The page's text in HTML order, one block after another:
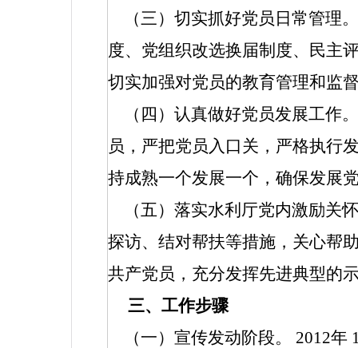
（三）切实抓好党员日常管理
度、党组织改选换届制度、民主
切实加强对党员的教育管理和监
（四）认真做好党员发展工作
员，严把党员入口关，严格执行
持成熟一个发展一个，确保发展
（五）落实水利厅党内激励关
探访、结对帮扶等措施，关心帮
共产党员，充分发挥先进典型的
三、工作步骤
（一）宣传发动阶段。 2012年